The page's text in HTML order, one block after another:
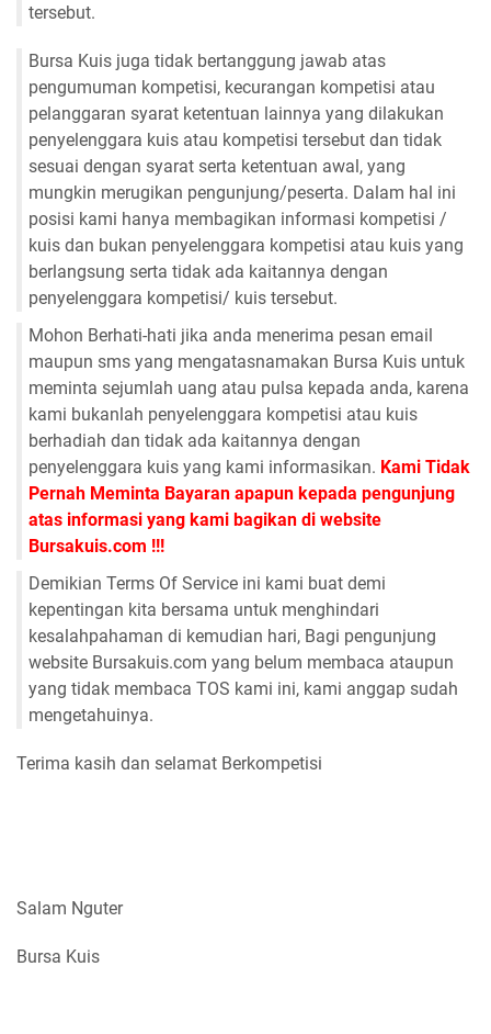
tersebut.
Bursa Kuis juga tidak bertanggung jawab atas
pengumuman kompetisi, kecurangan kompetisi atau
pelanggaran syarat ketentuan lainnya yang dilakukan
penyelenggara kuis atau kompetisi tersebut dan tidak
sesuai dengan syarat serta ketentuan awal, yang
mungkin merugikan pengunjung/peserta. Dalam hal ini
posisi kami hanya membagikan informasi kompetisi /
kuis dan bukan penyelenggara kompetisi atau kuis yang
berlangsung serta tidak ada kaitannya dengan
penyelenggara kompetisi/ kuis tersebut.
Mohon Berhati-hati jika anda menerima pesan email
maupun sms yang mengatasnamakan Bursa Kuis untuk
meminta sejumlah uang atau pulsa kepada anda, karena
kami bukanlah penyelenggara kompetisi atau kuis
berhadiah dan tidak ada kaitannya dengan
penyelenggara kuis yang kami informasikan. Kami Tidak
Pernah Meminta Bayaran apapun kepada pengunjung
atas informasi yang kami bagikan di website
Bursakuis.com !!!
Demikian Terms Of Service ini kami buat demi
kepentingan kita bersama untuk menghindari
kesalahpahaman di kemudian hari, Bagi pengunjung
website Bursakuis.com yang belum membaca ataupun
yang tidak membaca TOS kami ini, kami anggap sudah
mengetahuinya.
Terima kasih dan selamat Berkompetisi
Salam Nguter
Bursa Kuis